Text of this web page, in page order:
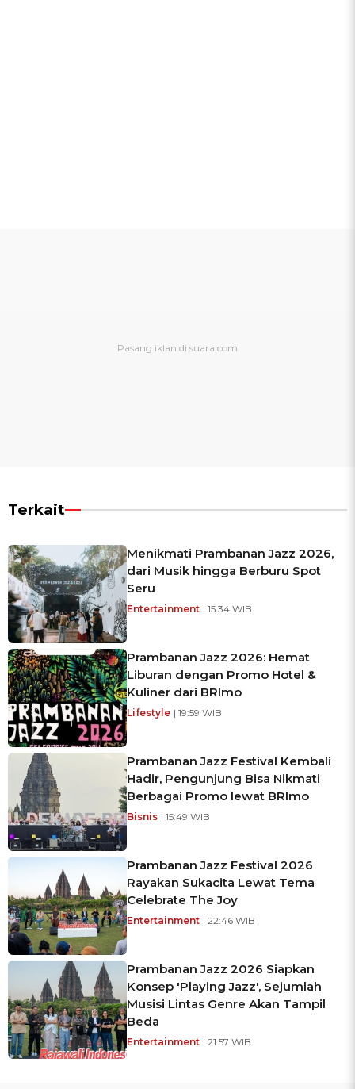
Terkait
Menikmati Prambanan Jazz 2026,
dari Musik hingga Berburu Spot
Seru
Entertainment | 15:34 WIB
Prambanan Jazz 2026: Hemat
Liburan dengan Promo Hotel &
Kuliner dari BRImo
Lifestyle | 19:59 WIB
Prambanan Jazz Festival Kembali
Hadir, Pengunjung Bisa Nikmati
Berbagai Promo lewat BRImo
Bisnis | 15:49 WIB
Prambanan Jazz Festival 2026
Rayakan Sukacita Lewat Tema
Celebrate The Joy
Entertainment | 22:46 WIB
Prambanan Jazz 2026 Siapkan
Konsep 'Playing Jazz', Sejumlah
Musisi Lintas Genre Akan Tampil
Beda
Entertainment | 21:57 WIB